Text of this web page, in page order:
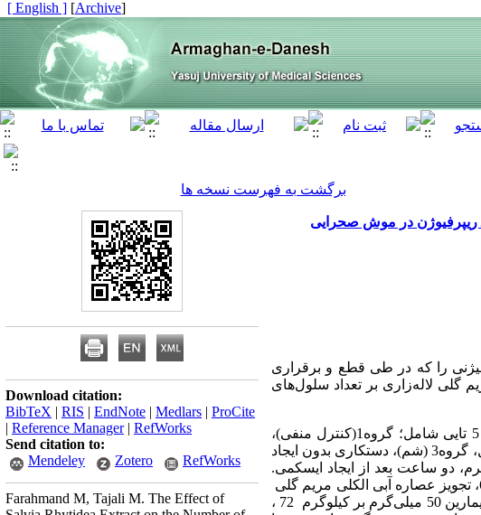
[
Archive
]
[ English ]
برگشت به فهرست نسخه ها
ریپرفیوژن در موش صحرایی
را که در طی قطع و برقراری
گلی لاله‌‌زاری بر تعداد سلول‌های
در این مطالعه تجربی تعداد 35 موش صحرایی‌نر بالغ به طور تصادفی به 7 گروه 5 تایی شامل؛ گروه1(کنترل منفی)،
نمونه‌گیری بدون ایجاد ایسکمی، گروه2(کنترل مثبت)، ایجاد ایسکمی‌در مخچه با تجویز سالین نرمال، گروه3 (شم)، دستکاری بدون ایجاد
عصاره آبی الکلی مریم گلی 2/3 میلی‌گرم بر کیلوگرم، دو ساعت بعد از ایجاد ایسکمی.
گروه 5، تجویز داروی سیلیمارین 50 میلی گرم بر کیلوگرم، دو ساعت بعد از ایجاد ایسکمی، گروه 6، تجویز عصاره آبی الکلی مریم گلی
2/3 میلی‌گرم بر کیلوگرم 72 ، 48 ، 24 و 0 ساعت قبل از ایجاد ایسکمی‌و گروه 7، تجویز داروی سیلیمارین 50 میلی‌گرم بر کیلوگرم 72 ،
Download citation:
BibTeX | RIS | EndNote | Medlars | ProCite
| Reference Manager| RefWorks
Send citation to:
Mendeley
Zotero RefWorks
Farahmand M, Tajali M. The Effect of